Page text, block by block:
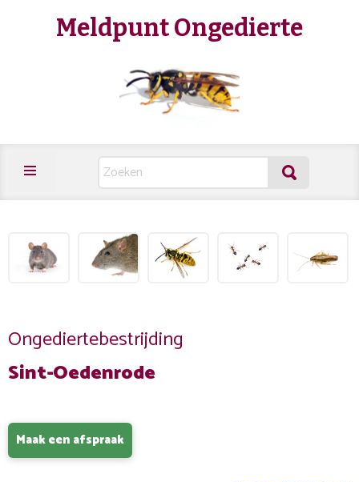
Meldpunt Ongedierte
Ongediertebestrijding
Sint-Oedenrode
Maak een afspraak